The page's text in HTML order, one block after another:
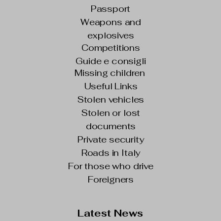
Passport
Weapons and
explosives
Competitions
Guide e consigli
Missing children
Useful Links
Stolen vehicles
Stolen or lost
documents
Private security
Roads in Italy
For those who drive
Foreigners
Latest News